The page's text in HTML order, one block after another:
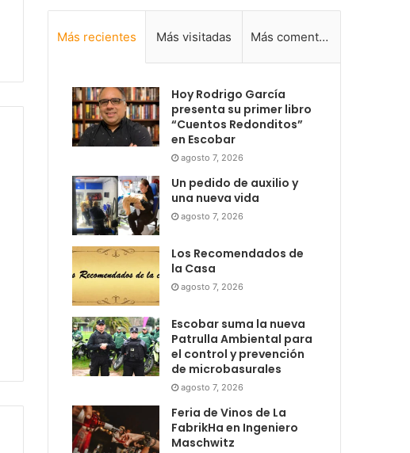
Más recientes Más visitadas Más comentadas
Hoy Rodrigo García
presenta su primer libro
“Cuentos Redonditos”
en Escobar
agosto 7, 2026
Un pedido de auxilio y
una nueva vida
agosto 7, 2026
Los Recomendados de
la Casa
agosto 7, 2026
Escobar suma la nueva
Patrulla Ambiental para
el control y prevención
de microbasurales
agosto 7, 2026
Feria de Vinos de La
FabrikHa en Ingeniero
Maschwitz